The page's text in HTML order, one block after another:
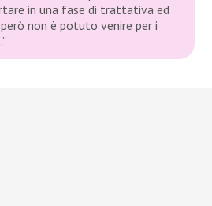
in una fase di trattativa ed
non è potuto venire per i